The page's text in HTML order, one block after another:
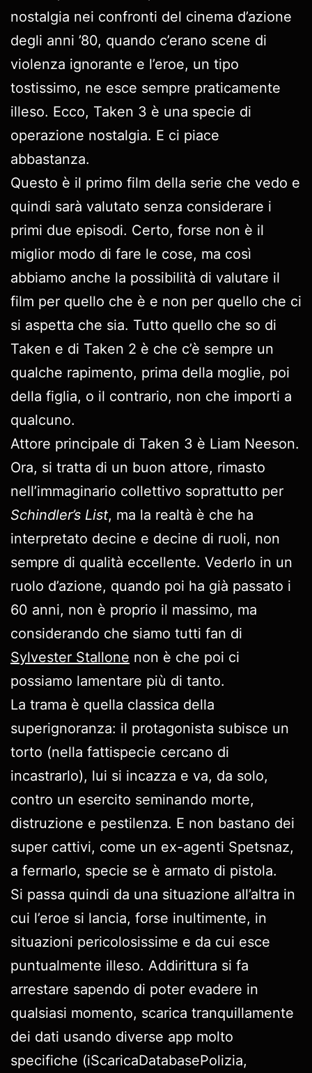
nostalgia nei confronti del cinema d’azione
degli anni ’80, quando c’erano scene di
violenza ignorante e l’eroe, un tipo
tostissimo, ne esce sempre praticamente
illeso. Ecco, Taken 3 è una specie di
operazione nostalgia. E ci piace
abbastanza.
Questo è il primo film della serie che vedo e
quindi sarà valutato senza considerare i
primi due episodi. Certo, forse non è il
miglior modo di fare le cose, ma così
abbiamo anche la possibilità di valutare il
film per quello che è e non per quello che ci
si aspetta che sia. Tutto quello che so di
Taken e di Taken 2 è che c’è sempre un
qualche rapimento, prima della moglie, poi
della figlia, o il contrario, non che importi a
qualcuno.
Attore principale di Taken 3 è Liam Neeson.
Ora, si tratta di un buon attore, rimasto
nell’immaginario collettivo soprattutto per
Schindler’s List, ma la realtà è che ha
interpretato decine e decine di ruoli, non
sempre di qualità eccellente. Vederlo in un
ruolo d’azione, quando poi ha già passato i
60 anni, non è proprio il massimo, ma
considerando che siamo tutti fan di
Sylvester Stallone non è che poi ci
possiamo lamentare più di tanto.
La trama è quella classica della
superignoranza: il protagonista subisce un
torto (nella fattispecie cercano di
incastrarlo), lui si incazza e va, da solo,
contro un esercito seminando morte,
distruzione e pestilenza. E non bastano dei
super cattivi, come un ex-agenti Spetsnaz,
a fermarlo, specie se è armato di pistola.
Si passa quindi da una situazione all’altra in
cui l’eroe si lancia, forse inultimente, in
situazioni pericolosissime e da cui esce
puntualmente illeso. Addirittura si fa
arrestare sapendo di poter evadere in
qualsiasi momento, scarica tranquillamente
dei dati usando diverse app molto
specifiche (iScaricaDatabasePolizia,